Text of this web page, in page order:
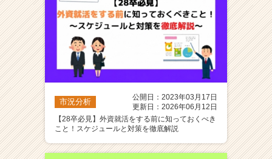
市況分析
公開日：2023年03月17日
更新日：2026年06月12日
【28卒必見】外資就活をする前に知っておくべき
こと！スケジュールと対策を徹底解説